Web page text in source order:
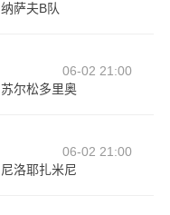
纳萨夫B队
06-02 21:00
苏尔松多里奥
06-02 21:00
尼洛耶扎米尼